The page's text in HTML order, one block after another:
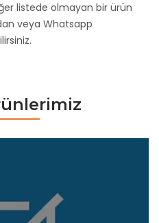
listede olmayan bir ürün
veya Whatsapp